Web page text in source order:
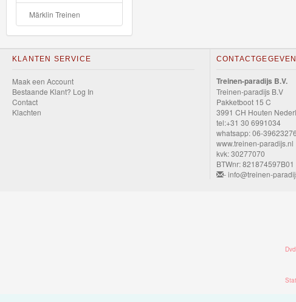
Siku
GraviTrax
Dutch
Super
Märklin Treinen
KLANTEN SERVICE
Maak een Account
Bestaande Klant? Log In
Contact
Klachten
Treinen-paradijs B.V.
Treinen-paradijs B.V
Pakketboot 15 C
3991 CH Houten
tel:+31 30 6991034
whatsapp: 06-39623276
www.treinen-paradijs.nl
kvk: 30277070
BTWnr: 821874597B01
- info@treinen-
Dvd